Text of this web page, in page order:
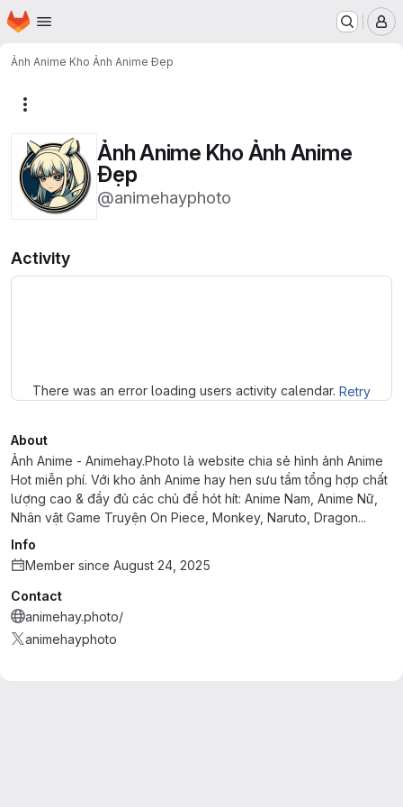
Skip to main content
Homepage
Ảnh Anime Kho Ảnh Anime Đẹp
Ảnh Anime Kho Ảnh Anime
Đẹp
@animehayphoto
Activity
There was an error loading users activity calendar. Retry
About
Ảnh Anime - Animehay.Photo là website chia sẻ hình ảnh Anime
Hot miễn phí. Với kho ảnh Anime hay hen sưu tầm tổng hợp chất
lượng cao & đầy đủ các chủ đề hót hít: Anime Nam, Anime Nữ,
Nhân vật Game Truyện On Piece, Monkey, Naruto, Dragon...
Info
Member since August 24, 2025
Contact
animehay.photo/
animehayphoto